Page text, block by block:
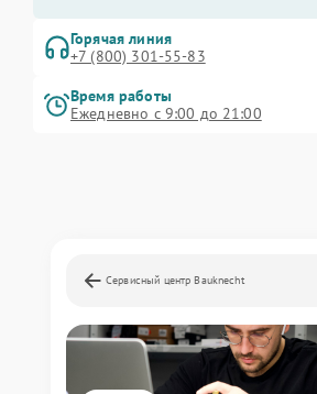
Горячая линия
+7 (800) 301-55-83
Время работы
Ежедневно с 9:00 до 21:00
Сервисный центр Bauknecht